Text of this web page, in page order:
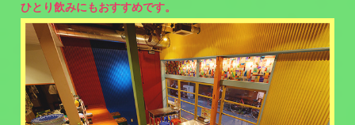
ひとり飲みにもおすすめです。